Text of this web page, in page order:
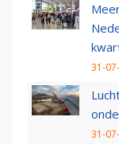
31-
31-